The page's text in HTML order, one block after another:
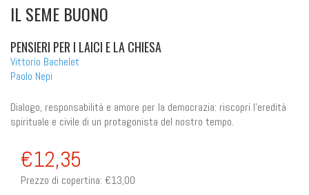
IL SEME BUONO
PENSIERI PER I LAICI E LA CHIESA
Vittorio Bachelet
Paolo Nepi
Dialogo, responsabilità e amore per la democrazia: riscopri l'eredità
spirituale e civile di un protagonista del nostro tempo.
€12,35
Prezzo di copertina: €13,00